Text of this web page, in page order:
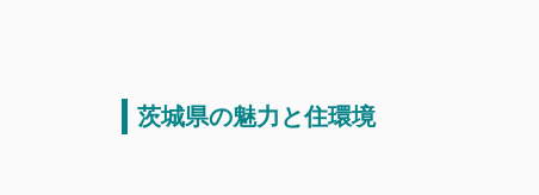
茨城県の魅力と住環境